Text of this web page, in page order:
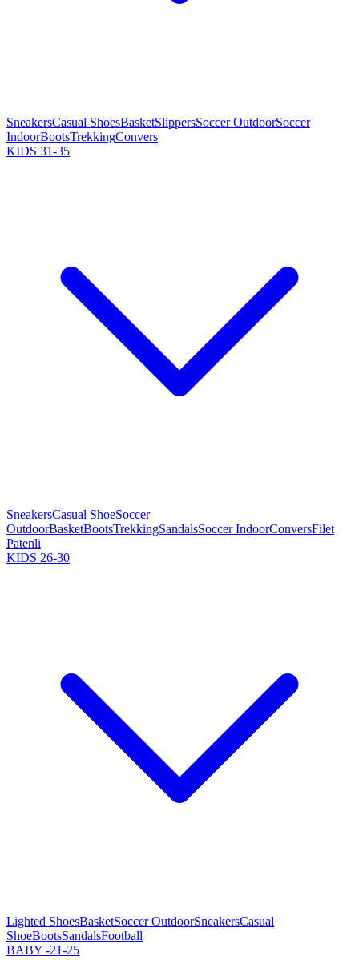
SneakersCasual ShoesBasketSlippersSoccer OutdoorSoccer
IndoorBootsTrekkingConvers
KIDS 31-35
SneakersCasual ShoeSoccer
OutdoorBasketBootsTrekkingSandalsSoccer IndoorConversFilet
Patenli
KIDS 26-30
Lighted ShoesBasketSoccer OutdoorSneakersCasual
ShoeBootsSandalsFootball
BABY -21-25